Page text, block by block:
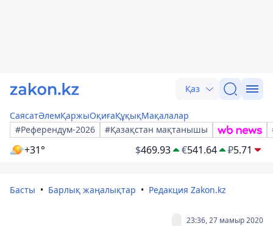
Қаз
СаясатӘлемҚаржыОқиғаҚұқықМақалалар
#Референдум-2026
#Қазақстан мақтанышы
+31° $469.93 €541.64 ₽5.71
Басты Барлық жаңалықтар Редакция Zakon.kz
23:36, 27 мамыр 2020